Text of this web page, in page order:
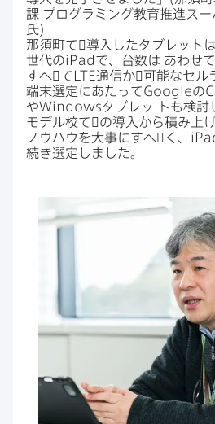
課 プログラミング教育推進ス
氏)
那須町て​゙導入した​タブレット
世代のiPad で、​台数は あわせて
すへ​゙て
LTE通信か​゙可能な​セル
端末選定に​あたってGoogleの
やWindowsタブレッ
トも​検
モデル校て​゙の​導入から​積み上
ノウハウを​大事に​すへ​゙く、
続き選定しました。